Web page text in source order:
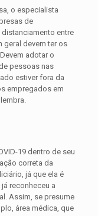
o especialista
de
entre
geral devem ter os
adotar o
pessoas nas
estiver fora da
empregados em
19 dentro de seu
correta da
já que ela é
reconheceu a
Assim, se presume
área médica, que